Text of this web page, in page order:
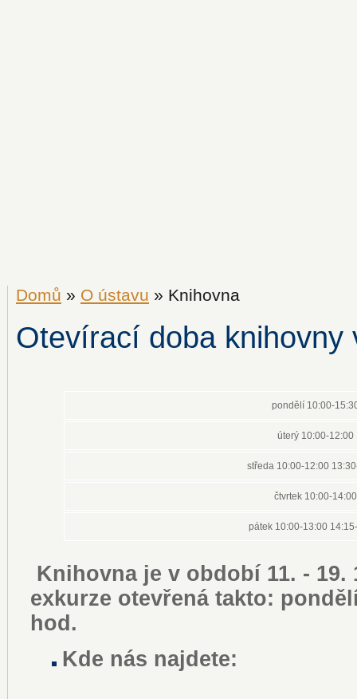
Domů » O ústavu » Knihovna
Otevírací doba knihovny
pondělí 10:00-
úterý 10:00-12:00
středa 10:00-12:00
čtvrtek 10:00-14:00
pátek 10:00-13:00
Knihovna je v období 11. - 19.
exkurze otevřená takto:
hod.
Kde nás najdete: